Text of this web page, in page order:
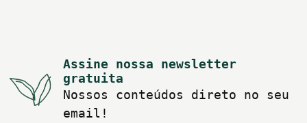
Assine nossa newsletter
gratuita
Nossos conteúdos direto no seu
email!